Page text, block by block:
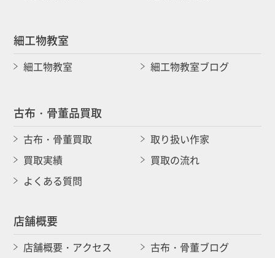
細工物教室
細工物教室 細工物教室ブログ
古布・骨董品買取
古布・骨董買取
取り扱い作家
買取実績
買取の流れ
よくある質問
店舗概要
店舗概要・アクセス 古布・骨董ブログ